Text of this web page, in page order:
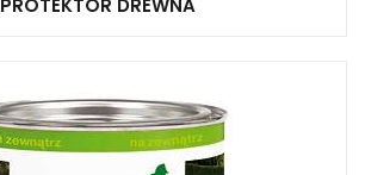
PROTEKTOR DREWNA